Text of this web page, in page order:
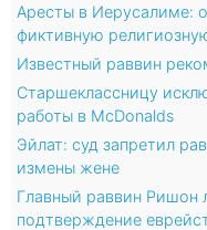
Аресты в Иерусалиме:
фиктивную
Известный раввин
Старшеклассницу
работы в McDonalds
Эйлат: суд запретил
измены жене
Главный раввин Ришон
подтверждение